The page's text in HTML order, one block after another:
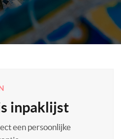
inpaklijst
een persoonlijke